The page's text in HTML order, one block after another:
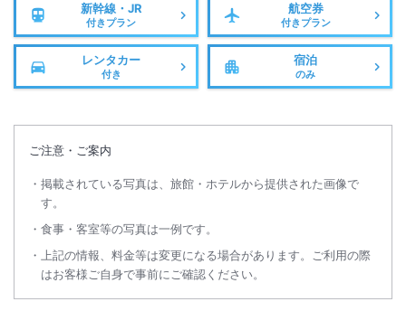
新幹線・JR
付きプラン
航空券
付きプラン
レンタカー
付き
宿泊
のみ
ご注意・ご案内
掲載されている写真は、旅館・ホテルから提供された画像で
す。
食事・客室等の写真は一例です。
上記の情報、料金等は変更になる場合があります。ご利用の際
はお客様ご自身で事前にご確認ください。